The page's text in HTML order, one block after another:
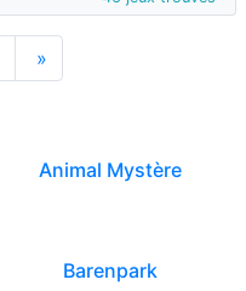
»
Animal Mystère
Barenpark